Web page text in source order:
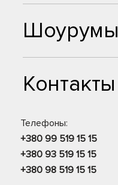
Шоурумы
Контакты
Телефоны:
+380 99 519 15 15
+380 93 519 15 15
+380 98 519 15 15